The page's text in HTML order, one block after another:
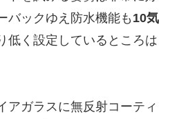
バックゆえ防水機能も 10気
低く設定しているところは
アガラスに無反射コーティ